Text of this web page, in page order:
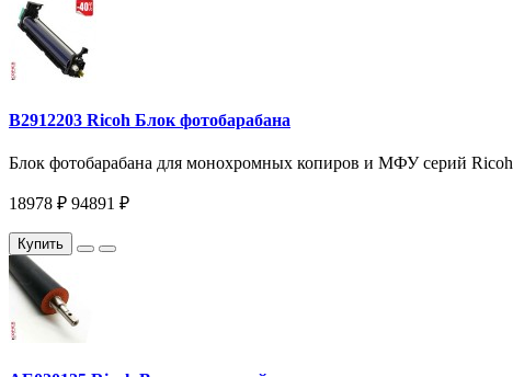
B2912203 Ricoh Блок фотобарабана
Блок фотобарабана для монохромных копиров и МФУ серий
18978 ₽ 94891 ₽
Купить